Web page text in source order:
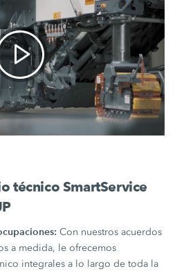
técnico SmartService
Con nuestros acuerdos
a medida, le ofrecemos
integrales a lo largo de toda la